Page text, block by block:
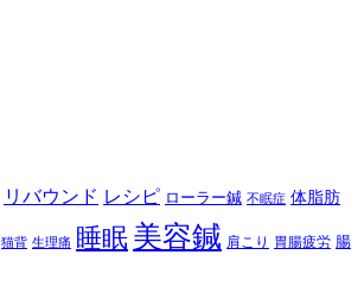
リバウンド レシピ ローラー鍼 不眠症 体脂肪
猫背 生理痛 睡眠 美容鍼 肩こり 胃腸疲労 腸